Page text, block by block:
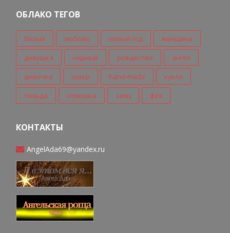
ОБЛАКО ТЕГОВ
белый любовь новый год женщина
девушка черный рождество ангел
девочка юмор hand-made кукла
тильда сплюшка заяц фея
КОНТАКТЫ
AngelAda69@yandex.ru